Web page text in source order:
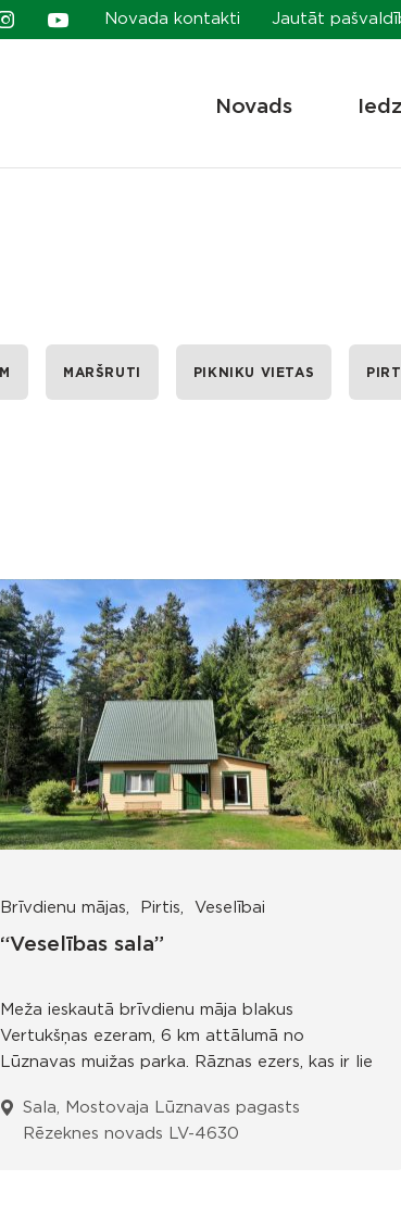
Novada kontakti Jautāt
Novads
MARŠRUTI PIKNIKU VIETAS
Brīvdienu mājas Pirtis Veselībai
“Veselības sala”
Meža ieskautā brīvdienu māja blakus
Vertukšņas ezeram, 6 km attālumā no
Lūznavas muižas parka. Rāznas ezers, kas ir lie
Sala, Mostovaja Lūznavas pagasts
Rēzeknes novads LV-4630​